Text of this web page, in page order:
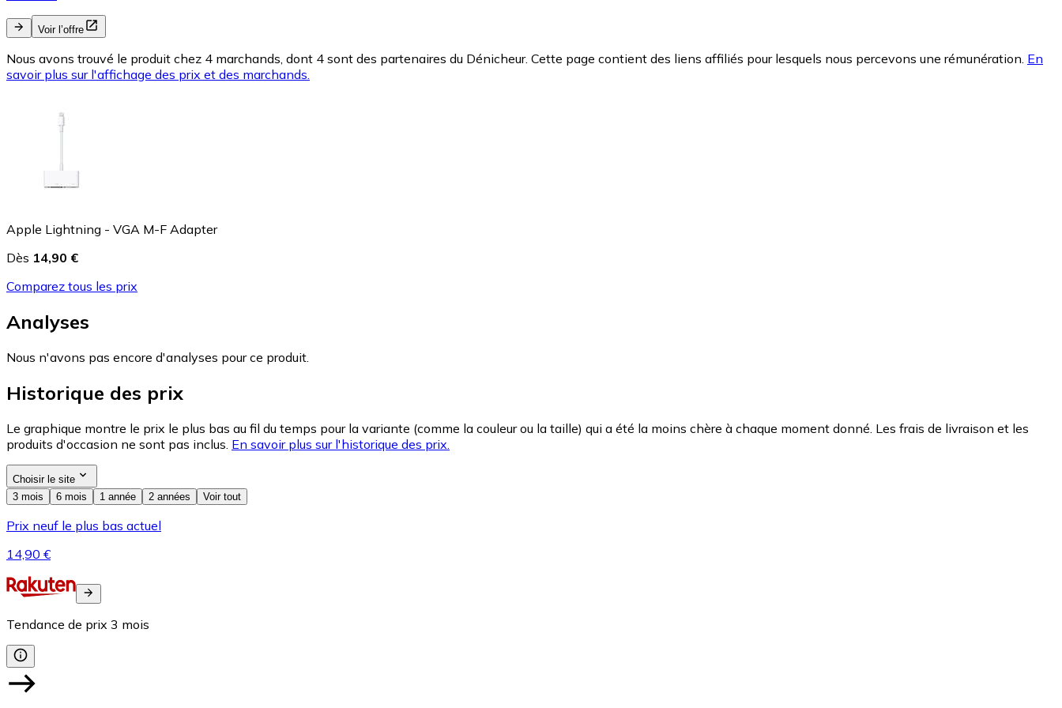
Voir l’offre
Nous avons trouvé le produit chez 4 marchands, dont 4 sont des partenaires du Dénicheur. Cette page contient des liens affiliés pour lesquels nous percevons une rémunération. En
savoir plus sur l'affichage des prix et des marchands.
Apple Lightning - VGA M-F Adapter
Dès 14,90 €
Comparez tous les prix
Analyses
Nous n'avons pas encore d'analyses pour ce produit.
Historique des prix
Le graphique montre le prix le plus bas au fil du temps pour la variante (comme la couleur ou la taille) qui a été la moins chère à chaque moment donné. Les frais de livraison et les
produits d'occasion ne sont pas inclus. En savoir plus sur l'historique des prix.
Choisir le site
3 mois
6 mois 1 année 2 années Voir tout
Prix neuf le plus bas actuel
14,90 €
Tendance de prix 3 mois